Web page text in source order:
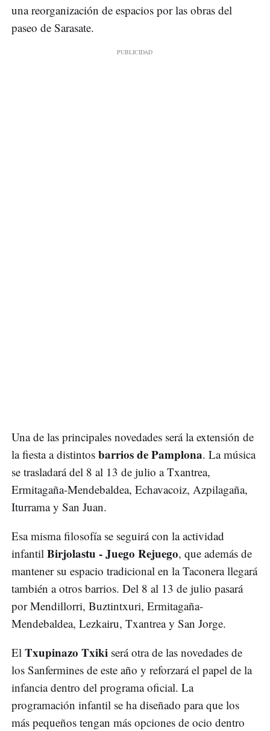
una reorganización de espacios por las obras del
paseo de Sarasate.
Una de las principales novedades será la extensión de
la fiesta a distintos barrios de Pamplona. La música
se trasladará del 8 al 13 de julio a Txantrea,
Ermitagaña-Mendebaldea, Echavacoiz, Azpilagaña,
Iturrama y San Juan.
Esa misma filosofía se seguirá con la actividad
infantil Birjolastu - Juego Rejuego, que además de
mantener su espacio tradicional en la Taconera llegará
también a otros barrios. Del 8 al 13 de julio pasará
por Mendillorri, Buztintxuri, Ermitagaña-
Mendebaldea, Lezkairu, Txantrea y San Jorge.
El Txupinazo Txiki será otra de las novedades de
los Sanfermines de este año y reforzará el papel de la
infancia dentro del programa oficial. La
programación infantil se ha diseñado para que los
más pequeños tengan más opciones de ocio dentro